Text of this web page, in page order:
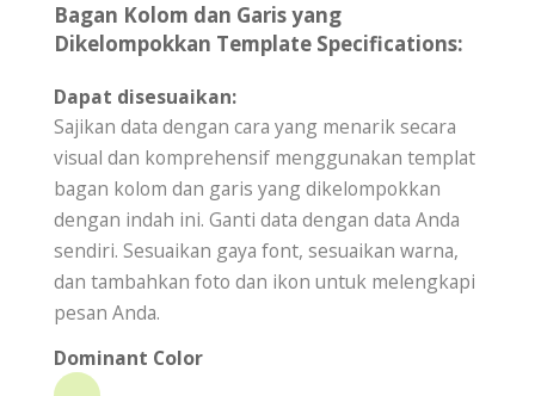
Bagan Kolom dan Garis yang
Dikelompokkan Template Specifications:
Dapat disesuaikan:
Sajikan data dengan cara yang menarik secara
visual dan komprehensif menggunakan templat
bagan kolom dan garis yang dikelompokkan
dengan indah ini. Ganti data dengan data Anda
sendiri. Sesuaikan gaya font, sesuaikan warna,
dan tambahkan foto dan ikon untuk melengkapi
pesan Anda.
Dominant Color